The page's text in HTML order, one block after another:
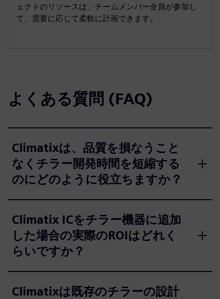
ェクトのリソースは、チームメンバー全員が参加し
て、需要に応じて柔軟に計画できます。
よくある質問 (FAQ)
Climatixは、品質を損なうこと
なくチラー開発時間を短縮する
のにどのように役立ちますか？
Climatix ICをチラー機器に追加
した場合の実際のROIはどれく
らいですか？
Climatixは既存のチラーの設計